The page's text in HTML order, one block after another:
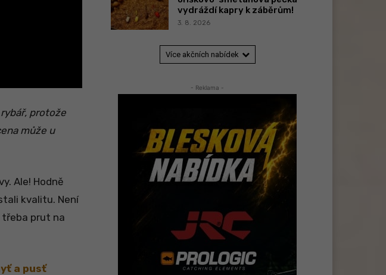
protože
může u
Ale! Hodně
kvalitu. Není
prut na
a pusť
vydráždí kapry k záběrům!
3. 8. 2026
Více akčních nabídek
- Reklama -